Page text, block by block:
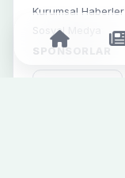
Kurumsal Haberler
Sosyal Medya
SPONSORLAR